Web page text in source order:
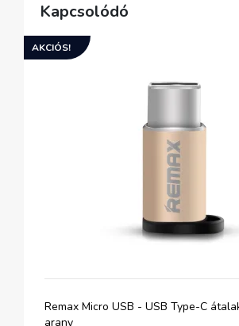
Kapcsolódó
AKCIÓS!
Remax Micro USB - USB Type-C
arany